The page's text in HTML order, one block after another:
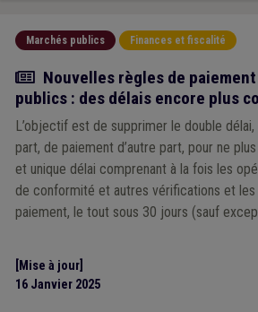
Marchés publics Finances et fiscalité
Actualité
Nouvelles règles de
publics : des délais encore plus
L’objectif est de supprimer le double délai,
part, de paiement d’autre part, pour ne plus
et unique délai comprenant à la fois les
de conformité et autres vérifications et
paiement, le tout sous 30 jours (sauf
[Mise à jour]
16 Janvier 2025